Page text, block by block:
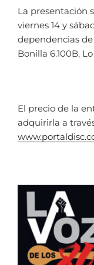
La presentación
viernes 14 y
dependencias
Bonilla 6.100B,
El precio de la
adquirirla a